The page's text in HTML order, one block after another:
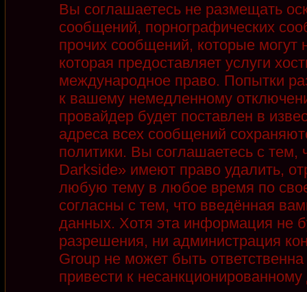
Вы соглашаетесь не размещать
сообщений, порнографических
прочих сообщений, которые
которая предоставляет услуги
международное право. Попытки
к вашему немедленному
провайдер будет поставлен в
адреса всех сообщений
политики. Вы соглашаетесь с
Darkside» имеют право удалить,
любую тему в любое время по
согласны с тем, что введённая
данных. Хотя эта информация не
разрешения, ни администрация
Group не может быть
привести к несанкционированному